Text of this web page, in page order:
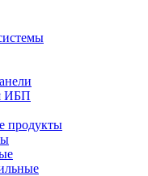
ИБП
продукты